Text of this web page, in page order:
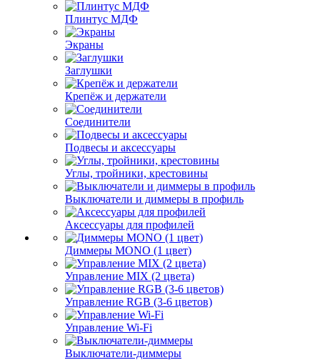
Плинтус МДФ
Экраны
Заглушки
Крепёж и держатели
Соединители
Подвесы и аксессуары
Углы, тройники, крестовины
Выключатели и диммеры в профиль
Аксессуары для профилей
Диммеры MONO (1 цвет)
Управление MIX (2 цвета)
Управление RGB (3-6 цветов)
Управление Wi-Fi
Выключатели-диммеры